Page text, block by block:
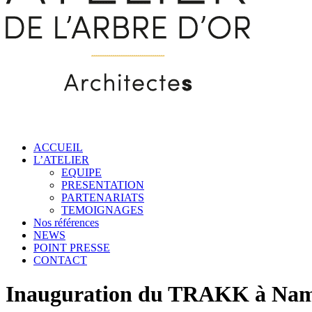
ACCUEIL
L’ATELIER
EQUIPE
PRESENTATION
PARTENARIATS
TEMOIGNAGES
Nos références
NEWS
POINT PRESSE
CONTACT
Inauguration du TRAKK à